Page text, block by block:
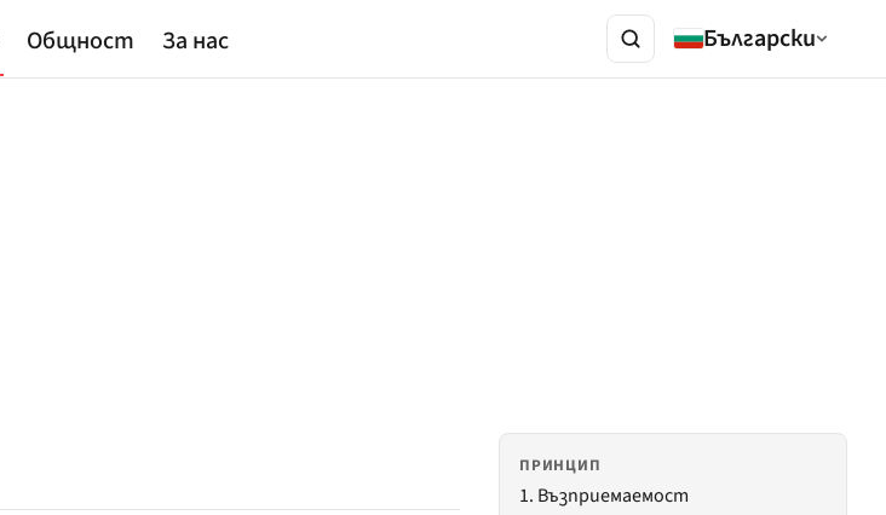
Общност За нас Български
ПРИНЦИП
1. Възприемаемост